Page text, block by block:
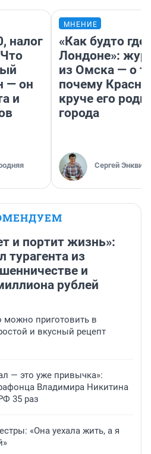
налог
— он
и
МНЕНИЕ
«Как будто
Лондоне»:
из Омска — о
почему
круче его
города
Сергей Энквист
и портит жизнь»:
турагента из
и
рублей
можно приготовить в
и вкусный рецепт
— это уже привычка»:
Владимира Никитина
35 раз
«Она уехала жить, а я